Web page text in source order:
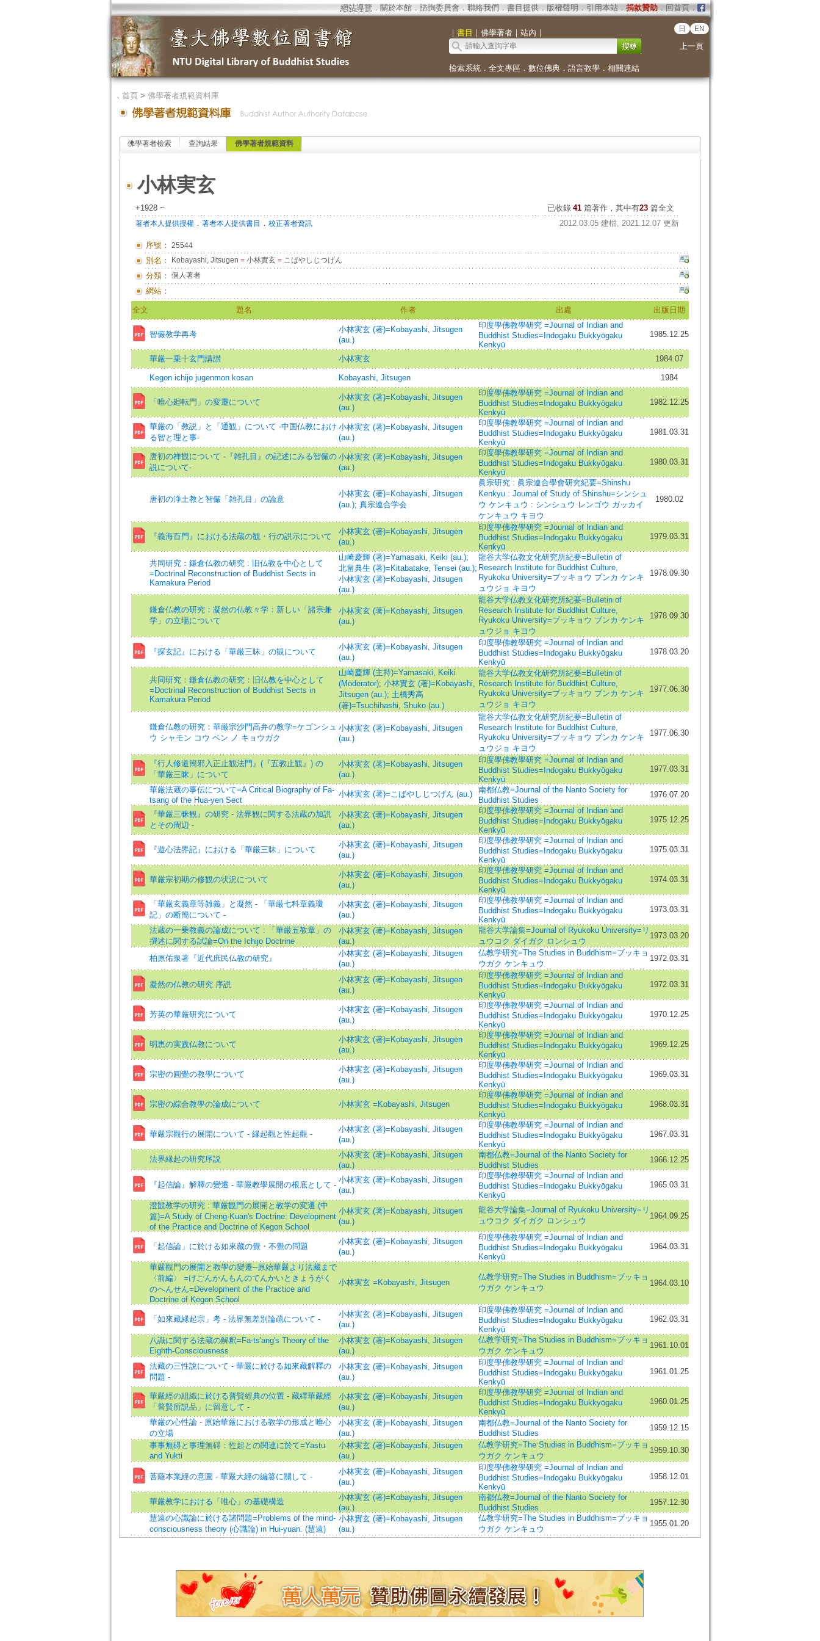
網站導覽 ． 關於本館． 諮詢委員會． 聯絡我們 ． 書目提供． 版權聲明 ． 引用本站． 捐款贊助．回首頁．
｜ 書目 ｜ 佛學著者｜ 站內 ｜ 日 EN
上一頁
檢索系統． 全文專區 ． 數位佛典． 語言教學． 相關連結
． 首頁> 佛學著者規範資料庫
佛學著者檢索 查詢結果 佛學著者規範資料
小林実玄
+1928 ~ 已收錄 41 篇著作，其中有23篇全文
著者本人提供授權． 著者本人提供書目 ． 校正著者資訊 2012.03.05 建檔, 2021.12.07 更新
序號： 25544
別名： Kobayashi, Jitsugen =小林實玄 =こばやしじつげん
分類： 個人著者
網站：
全文 題名 作者 出處 出版日期
智儼教学再考
小林実玄 (著)=Kobayashi, Jitsugen
(au.)
印度學佛教學研究 =Journal of Indian and
Buddhist Studies=Indogaku Bukkyōgaku
Kenkyū
1985.12.25
華厳一乗十玄門講讃 小林実玄 1984.07
Kegon ichijo jugenmon kosan Kobayashi, Jitsugen 1984
「唯心廻転門」の変遷について
小林実玄 (著)=Kobayashi, Jitsugen
(au.)
印度學佛教學研究 =Journal of Indian and
Buddhist Studies=Indogaku Bukkyōgaku
Kenkyū
1982.12.25
華厳の「教説」と「通観」について -中国仏教におけ
る智と理と事-
小林実玄 (著)=Kobayashi, Jitsugen
(au.)
印度學佛教學研究 =Journal of Indian and
Buddhist Studies=Indogaku Bukkyōgaku
Kenkyū
1981.03.31
唐初の禅観について -『雑孔目』の記述にみる智儼の
説について-
小林実玄 (著)=Kobayashi, Jitsugen
(au.)
印度學佛教學研究 =Journal of Indian and
Buddhist Studies=Indogaku Bukkyōgaku
Kenkyū
1980.03.31
唐初の浄土教と智儼「雑孔目」の論意
小林実玄 (著)=Kobayashi, Jitsugen
(au.); 真宗連合学会
眞宗研究 : 眞宗連合學會研究紀要=Shinshu
Kenkyu : Journal of Study of Shinshu=シンシュ
ウ ケンキュウ : シンシュウ レンゴウ ガッカイ
ケンキュウ キヨウ
1980.02
『義海百門』における法蔵の観・行の説示について
小林実玄 (著)=Kobayashi, Jitsugen
(au.)
印度學佛教學研究 =Journal of Indian and
Buddhist Studies=Indogaku Bukkyōgaku
Kenkyū
1979.03.31
共同研究：鎌倉仏教の研究 : 旧仏教を中心として
=Doctrinal Reconstruction of Buddhist Sects in
Kamakura Period
山崎慶輝 (著)=Yamasaki, Keiki (au.);
北畠典生 (著)=Kitabatake, Tensei (au.);
小林実玄 (著)=Kobayashi, Jitsugen
(au.)
龍谷大学仏教文化研究所紀要=Bulletin of
Research Institute for Buddhist Culture,
Ryukoku University=ブッキョウ ブンカ ケンキ
ュウジョ キヨウ
1978.09.30
鎌倉仏教の研究：凝然の仏教々学：新しい「諸宗兼
学」の立場について
小林実玄 (著)=Kobayashi, Jitsugen
(au.)
龍谷大学仏教文化研究所紀要=Bulletin of
Research Institute for Buddhist Culture,
Ryukoku University=ブッキョウ ブンカ ケンキ
ュウジョ キヨウ
1978.09.30
『探玄記』における「華厳三昧」の観について
小林実玄 (著)=Kobayashi, Jitsugen
(au.)
印度學佛教學研究 =Journal of Indian and
Buddhist Studies=Indogaku Bukkyōgaku
Kenkyū
1978.03.20
共同研究：鎌倉仏教の研究：旧仏教を中心として
=Doctrinal Reconstruction of Buddhist Sects in
Kamakura Period
山崎慶輝 (主持)=Yamasaki, Keiki
(Moderator); 小林實玄 (著)=Kobayashi,
Jitsugen (au.); 土橋秀高
(著)=Tsuchihashi, Shuko (au.)
龍谷大学仏教文化研究所紀要=Bulletin of
Research Institute for Buddhist Culture,
Ryukoku University=ブッキョウ ブンカ ケンキ
ュウジョ キヨウ
1977.06.30
鎌倉仏教の研究：華厳宗沙門高弁の教学=ケゴンシュ
ウ シャモン コウ ベン ノ キョウガク
小林実玄 (著)=Kobayashi, Jitsugen
(au.)
龍谷大学仏教文化研究所紀要=Bulletin of
Research Institute for Buddhist Culture,
Ryukoku University=ブッキョウ ブンカ ケンキ
ュウジョ キヨウ
1977.06.30
『行人修道簡邪入正止観法門』(『五教止観』) の
「華厳三昧」について
小林実玄 (著)=Kobayashi, Jitsugen
(au.)
印度學佛教學研究 =Journal of Indian and
Buddhist Studies=Indogaku Bukkyōgaku
Kenkyū
1977.03.31
華厳法蔵の事伝について=A Critical Biography of Fa-
tsang of the Hua-yen Sect
小林実玄 (著)=こばやしじつげん (au.)
南都仏教=Journal of the Nanto Society for
Buddhist Studies
1976.07.20
『華厳三昧観』の研究 - 法界観に関する法蔵の加説
とその周辺 -
小林実玄 (著)=Kobayashi, Jitsugen
(au.)
印度學佛教學研究 =Journal of Indian and
Buddhist Studies=Indogaku Bukkyōgaku
Kenkyū
1975.12.25
『遊心法界記』における「華厳三昧」について
小林実玄 (著)=Kobayashi, Jitsugen
(au.)
印度學佛教學研究 =Journal of Indian and
Buddhist Studies=Indogaku Bukkyōgaku
Kenkyū
1975.03.31
華厳宗初期の修観の状況について
小林実玄 (著)=Kobayashi, Jitsugen
(au.)
印度學佛教學研究 =Journal of Indian and
Buddhist Studies=Indogaku Bukkyōgaku
Kenkyū
1974.03.31
「華厳玄義章等雑義」と凝然 - 「華厳七科章義瓊
記」の断簡について -
小林実玄 (著)=Kobayashi, Jitsugen
(au.)
印度學佛教學研究 =Journal of Indian and
Buddhist Studies=Indogaku Bukkyōgaku
Kenkyū
1973.03.31
法蔵の一乗教義の論成について : 「華厳五教章」の
撰述に関する試論=On the Ichijo Doctrine
小林実玄 (著)=Kobayashi, Jitsugen
(au.)
龍谷大学論集=Journal of Ryukoku University=リ
ュウコク ダイガク ロンシュウ
1973.03.20
柏原佑泉著『近代庶民仏教の研究』
小林実玄 (著)=Kobayashi, Jitsugen
(au.)
仏教学研究=The Studies in Buddhism=ブッキョ
ウガク ケンキュウ
1972.03.31
凝然の仏教の研究 序説
小林実玄 (著)=Kobayashi, Jitsugen
(au.)
印度學佛教學研究 =Journal of Indian and
Buddhist Studies=Indogaku Bukkyōgaku
Kenkyū
1972.03.31
芳英の華厳研究について
小林実玄 (著)=Kobayashi, Jitsugen
(au.)
印度學佛教學研究 =Journal of Indian and
Buddhist Studies=Indogaku Bukkyōgaku
Kenkyū
1970.12.25
明恵の実践仏教について
小林実玄 (著)=Kobayashi, Jitsugen
(au.)
印度學佛教學研究 =Journal of Indian and
Buddhist Studies=Indogaku Bukkyōgaku
Kenkyū
1969.12.25
宗密の圓覺の教學について
小林実玄 (著)=Kobayashi, Jitsugen
(au.)
印度學佛教學研究 =Journal of Indian and
Buddhist Studies=Indogaku Bukkyōgaku
Kenkyū
1969.03.31
宗密の綜合教學の論成について 小林実玄 =Kobayashi, Jitsugen
印度學佛教學研究 =Journal of Indian and
Buddhist Studies=Indogaku Bukkyōgaku
Kenkyū
1968.03.31
華嚴宗觀行の展開について - 縁起觀と性起觀 -
小林実玄 (著)=Kobayashi, Jitsugen
(au.)
印度學佛教學研究 =Journal of Indian and
Buddhist Studies=Indogaku Bukkyōgaku
Kenkyū
1967.03.31
法界縁起の研究序説
小林実玄 (著)=Kobayashi, Jitsugen
(au.)
南都仏教=Journal of the Nanto Society for
Buddhist Studies
1966.12.25
『起信論』解釋の變遷 - 華嚴教學展開の根底として -
小林実玄 (著)=Kobayashi, Jitsugen
(au.)
印度學佛教學研究 =Journal of Indian and
Buddhist Studies=Indogaku Bukkyōgaku
Kenkyū
1965.03.31
澄観教学の研究 : 華厳観門の展開と教学の変遷 (中
篇)=A Study of Cheng-Kuan's Doctrine: Development
of the Practice and Doctrine of Kegon School
小林実玄 (著)=Kobayashi, Jitsugen
(au.)
龍谷大学論集=Journal of Ryukoku University=リ
ュウコク ダイガク ロンシュウ
1964.09.25
「起信論」に於ける如來藏の覺・不覺の問題
小林実玄 (著)=Kobayashi, Jitsugen
(au.)
印度學佛教學研究 =Journal of Indian and
Buddhist Studies=Indogaku Bukkyōgaku
Kenkyū
1964.03.31
華嚴觀門の展開と教學の變遷--原始華嚴より法藏まで
〈前編〉 =けごんかんもんのてんかいときょうがく
のへんせん=Development of the Practice and
Doctrine of Kegon School
小林実玄 =Kobayashi, Jitsugen
仏教学研究=The Studies in Buddhism=ブッキョ
ウガク ケンキュウ
1964.03.10
「如來藏縁起宗」考 - 法界無差別論疏について -
小林実玄 (著)=Kobayashi, Jitsugen
(au.)
印度學佛教學研究 =Journal of Indian and
Buddhist Studies=Indogaku Bukkyōgaku
Kenkyū
1962.03.31
八識に関する法蔵の解釈=Fa-ts'ang's Theory of the
Eighth-Consciousness
小林実玄 (著)=Kobayashi, Jitsugen
(au.)
仏教学研究=The Studies in Buddhism=ブッキョ
ウガク ケンキュウ
1961.10.01
法藏の三性說について - 華嚴に於ける如來藏解釋の
問題 -
小林実玄 (著)=Kobayashi, Jitsugen
(au.)
印度學佛教學研究 =Journal of Indian and
Buddhist Studies=Indogaku Bukkyōgaku
Kenkyū
1961.01.25
華嚴經の組織に於ける普賢經典の位置 - 藏繹華嚴經
「普賢所説品」に留意して -
小林実玄 (著)=Kobayashi, Jitsugen
(au.)
印度學佛教學研究 =Journal of Indian and
Buddhist Studies=Indogaku Bukkyōgaku
Kenkyū
1960.01.25
華厳の心性論 - 原始華厳における教学の形成と唯心
の立場
小林実玄 (著)=Kobayashi, Jitsugen
(au.)
南都仏教=Journal of the Nanto Society for
Buddhist Studies
1959.12.15
事事無碍と事理無碍：性起との関連に於て=Yastu
and Yukti
小林実玄 (著)=Kobayashi, Jitsugen
(au.)
仏教学研究=The Studies in Buddhism=ブッキョ
ウガク ケンキュウ
1959.10.30
菩薩本業經の意圖 - 華嚴大經の編篡に關して -
小林実玄 (著)=Kobayashi, Jitsugen
(au.)
印度學佛教學研究 =Journal of Indian and
Buddhist Studies=Indogaku Bukkyōgaku
Kenkyū
1958.12.01
華厳教学における「唯心」の基礎構造
小林実玄 (著)=Kobayashi, Jitsugen
(au.)
南都仏教=Journal of the Nanto Society for
Buddhist Studies
1957.12.30
慧遠の心識論に於ける諸問題=Problems of the mind-
consciousness theory (心識論) in Hui-yuan. (慧遠)
小林實玄 (著)=Kobayashi, Jitsugen
(au.)
仏教学研究=The Studies in Buddhism=ブッキョ
ウガク ケンキュウ
1955.01.20